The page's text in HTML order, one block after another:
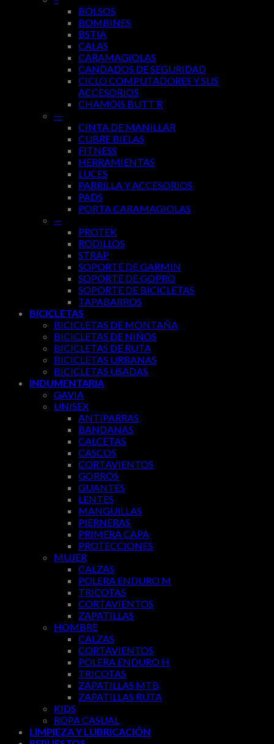
BOLSOS
BOMBINES
BSTIA
CALAS
CARAMAGIOLAS
CANDADOS DE SEGURIDAD
CICLO COMPUTADORES Y SUS
ACCESORIOS
CHAMOIS BUTT’R
—
CINTA DE MANILLAR
CUBRE BIELAS
FITNESS
HERRAMIENTAS
LUCES
PARRILLA Y ACCESORIOS
PADS
PORTA CARAMAGIOLAS
—
PROTEK
RODILLOS
STRAP
SOPORTE DE GARMIN
SOPORTE DE GOPRO
SOPORTE DE BICICLETAS
TAPABARROS
BICICLETAS
BICICLETAS DE MONTAÑA
BICICLETAS DE NIÑOS
BICICLETAS DE RUTA
BICICLETAS URBANAS
BICICLETAS USADAS
INDUMENTARIA
GAVIA
UNISEX
ANTIPARRAS
BANDANAS
CALCETAS
CASCOS
CORTAVIENTOS
GORROS
GUANTES
LENTES
MANGUILLAS
PIERNERAS
PRIMERA CAPA
PROTECCIONES
MUJER
CALZAS
POLERA ENDURO M
TRICOTAS
CORTAVIENTOS
ZAPATILLAS
HOMBRE
CALZAS
CORTAVIENTOS
POLERA ENDURO H
TRICOTAS
ZAPATILLAS MTB
ZAPATILLAS RUTA
KIDS
ROPA CASUAL
LIMPIEZA Y LUBRICACIÓN